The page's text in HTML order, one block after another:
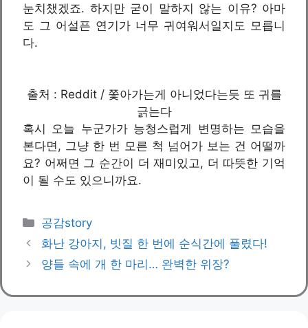
눈치챘겠죠. 하지만 굳이 말하지 않는 이유? 아마
도 그 어설픈 연기가 너무 귀여워서일지도 모릅니
다.
출처 : Reddit / 쫓아가는게 아니었다는듯 또 귀를
긁는다
혹시 오늘 누군가가 능청스럽게 변명하는 모습을
본다면, 그냥 한 번 모른 척 넘어가 보는 건 어떨까
요? 어쩌면 그 순간이 더 재미있고, 더 따뜻한 기억
이 될 수도 있으니까요.
카
테
리
공감story
화난 강아지, 빗질 한 번에 순식간에 풀렸다!
양들 속에 개 한 마리… 완벽한 위장?